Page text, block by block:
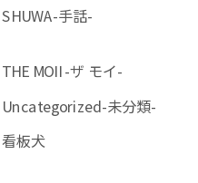
SHUWA-手話-
THE MOII -ザ モイ-
Uncategorized-未分類-
看板犬